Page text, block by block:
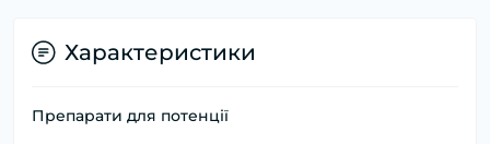
Характеристики
Препарати для потенції